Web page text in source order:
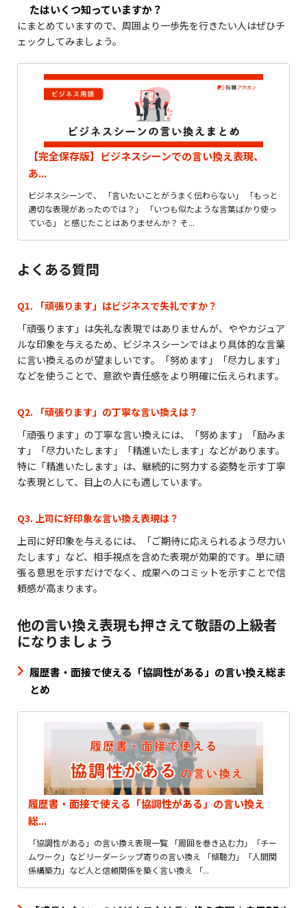
たはいくつ知っていますか？
にまとめていますので、周囲より一歩先を行きたい人はぜひチ
ェックしてみましょう。
【完全保存版】ビジネスシーンでの言い換え表現、
あ...
ビジネスシーンで、 「言いたいことがうまく伝わらない」 「もっと
適切な表現があったのでは？」 「いつも似たような言葉ばかり使っ
ている」 と感じたことはありませんか？ そ...
よくある質問
Q1. 「頑張ります」はビジネスで失礼ですか？
「頑張ります」は失礼な表現ではありませんが、ややカジュア
ルな印象を与えるため、ビジネスシーンではより具体的な言葉
に言い換えるのが望ましいです。「努めます」「尽力します」
などを使うことで、意欲や責任感をより明確に伝えられます。
Q2. 「頑張ります」の丁寧な言い換えは？
「頑張ります」の丁寧な言い換えには、「努めます」「励みま
す」「尽力いたします」「精進いたします」などがあります。
特に「精進いたします」は、継続的に努力する姿勢を示す丁寧
な表現として、目上の人にも適しています。
Q3. 上司に好印象な言い換え表現は？
上司に好印象を与えるには、「ご期待に応えられるよう尽力い
たします」など、相手視点を含めた表現が効果的です。単に頑
張る意思を示すだけでなく、成果へのコミットを示すことで信
頼感が高まります。
他の言い換え表現も押さえて敬語の上級者
になりましょう
履歴書・面接で使える「協調性がある」の言い換え総ま
とめ
履歴書・面接で使える「協調性がある」の言い換え
総...
「協調性がある」の言い換え表現一覧 「周囲を巻き込む力」「チー
ムワーク」などリーダーシップ寄りの言い換え 「傾聴力」「人間関
係構築力」など人と信頼関係を築く言い換え 「...